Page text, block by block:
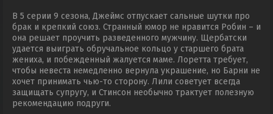
В 5 серии 9 сезона, Джеймс отпускает сальные шутки про
брак и крепкий союз. Странный юмор не нравится Робин – и
она решает проучить разведенного мужчину. Щербатски
удается выиграть обручальное кольцо у старшего брата
жениха, и побежденный жалуется маме. Лоретта требует,
чтобы невеста немедленно вернула украшение, но Барни не
хочет принимать чью-то сторону. Лили советует всегда
защищать супругу, и Стинсон необычно трактует полезную
рекомендацию подруги.